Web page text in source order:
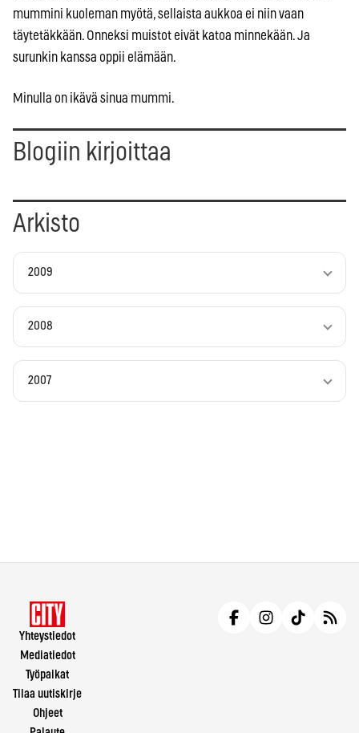
mummini kuoleman myötä, sellaista aukkoa ei niin vaan
täytetäkkään. Onneksi muistot eivät katoa minnekään. Ja
surunkin kanssa oppii elämään.
Minulla on ikävä sinua mummi.
Blogiin kirjoittaa
Arkisto
2009
2008
2007
Yhteystiedot
Mediatiedot
Työpaikat
Tilaa uutiskirje
Ohjeet